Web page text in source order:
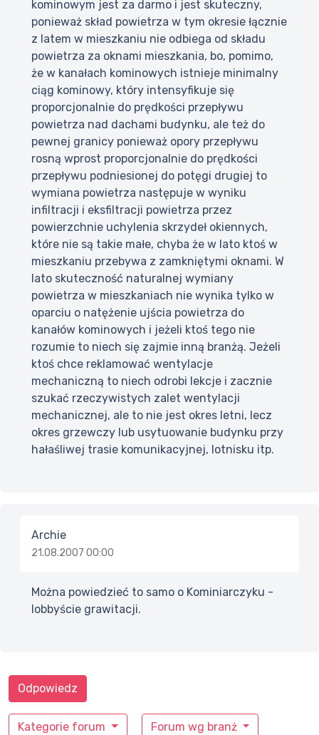
kominowym jest za darmo i jest skuteczny,
ponieważ skład powietrza w tym okresie łącznie
z latem w mieszkaniu nie odbiega od składu
powietrza za oknami mieszkania, bo, pomimo,
że w kanałach kominowych istnieje minimalny
ciąg kominowy, który intensyfikuje się
proporcjonalnie do prędkości przepływu
powietrza nad dachami budynku, ale też do
pewnej granicy ponieważ opory przepływu
rosną wprost proporcjonalnie do prędkości
przepływu podniesionej do potęgi drugiej to
wymiana powietrza następuje w wyniku
infiltracji i eksfiltracji powietrza przez
powierzchnie uchylenia skrzydeł okiennych,
które nie są takie małe, chyba że w lato ktoś w
mieszkaniu przebywa z zamkniętymi oknami. W
lato skuteczność naturalnej wymiany
powietrza w mieszkaniach nie wynika tylko w
oparciu o natężenie ujścia powietrza do
kanałów kominowych i jeżeli ktoś tego nie
rozumie to niech się zajmie inną branżą. Jeżeli
ktoś chce reklamować wentylacje
mechaniczną to niech odrobi lekcje i zacznie
szukać rzeczywistych zalet wentylacji
mechanicznej, ale to nie jest okres letni, lecz
okres grzewczy lub usytuowanie budynku przy
hałaśliwej trasie komunikacyjnej, lotnisku itp.
Archie
21.08.2007 00:00
Można powiedzieć to samo o Kominiarczyku -
lobbyście grawitacji.
Kategorie forum Forum wg branż
Odpowiedz